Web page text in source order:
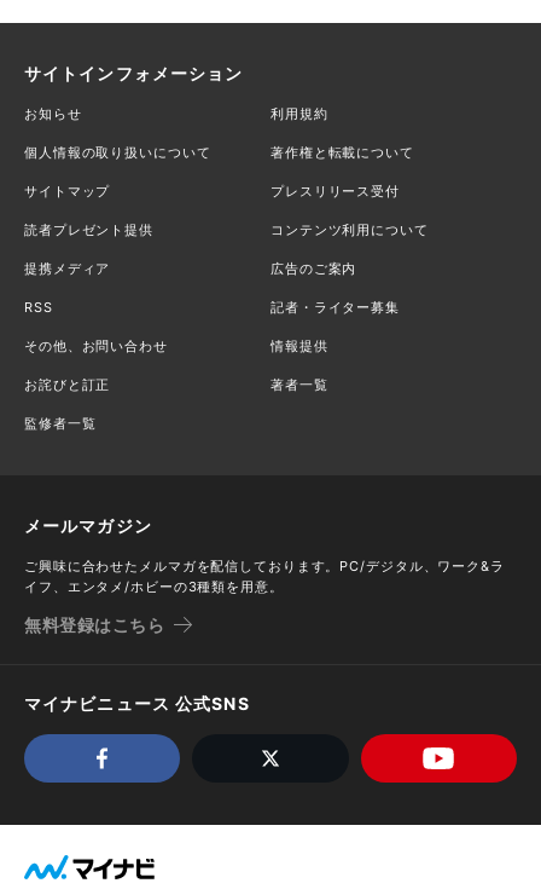
サイトインフォメーション
お知らせ 利用規約
個人情報の取り扱いについて 著作権と転載について
サイトマップ プレスリリース受付
読者プレゼント提供 コンテンツ利用について
提携メディア 広告のご案内
RSS 記者・ライター募集
その他、お問い合わせ 情報提供
お詫びと訂正 著者一覧
監修者一覧
メールマガジン
ご興味に合わせたメルマガを配信しております。PC/デジタル、ワーク&ラ
イフ、エンタメ/ホビーの3種類を用意。
無料登録はこちら
マイナビニュース 公式SNS